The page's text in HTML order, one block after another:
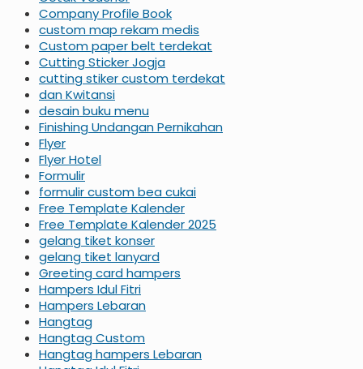
Company Profile Book
custom map rekam medis
Custom paper belt terdekat
Cutting Sticker Jogja
cutting stiker custom terdekat
dan Kwitansi
desain buku menu
Finishing Undangan Pernikahan
Flyer
Flyer Hotel
Formulir
formulir custom bea cukai
Free Template Kalender
Free Template Kalender 2025
gelang tiket konser
gelang tiket lanyard
Greeting card hampers
Hampers Idul Fitri
Hampers Lebaran
Hangtag
Hangtag Custom
Hangtag hampers Lebaran